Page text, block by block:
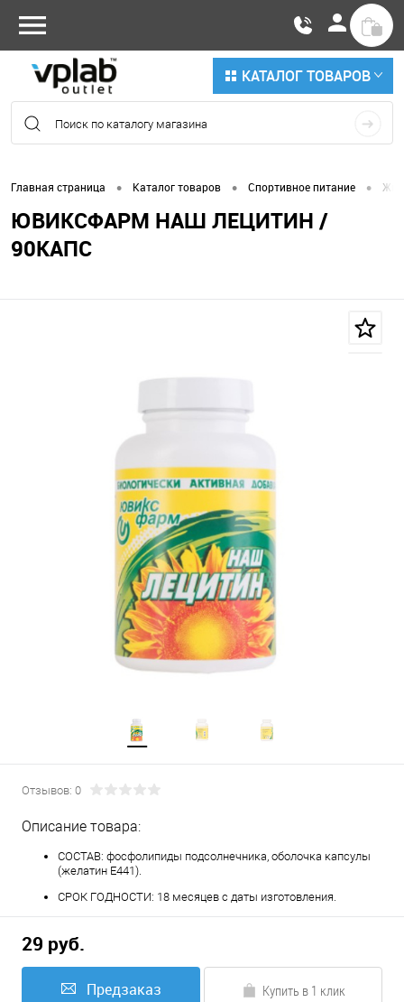
КАТАЛОГ ТОВАРОВ
Главная страница • Каталог товаров • Спортивное питание •
ЮВИКСФАРМ НАШ ЛЕЦИТИН /
90КАПС
Отзывов: 0
Описание товара:
СОСТАВ: фосфолипиды подсолнечника, оболочка капсулы
(желатин E441).
СРОК ГОДНОСТИ: 18 месяцев с даты изготовления.
29 руб.
Предзаказ Купить в 1 клик